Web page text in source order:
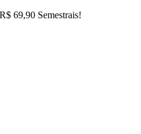
69,90 Semestrais!